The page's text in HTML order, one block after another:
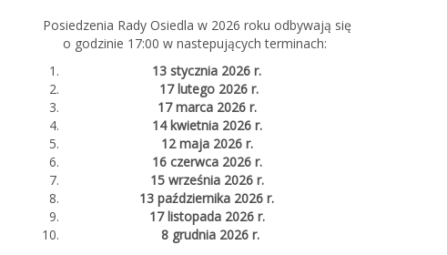
Posiedzenia Rady Osiedla w 2026 roku odbywają się
o godzinie 17:00 w nastepujących terminach:
13 stycznia 2026 r.
17 lutego 2026 r.
17 marca 2026 r.
14 kwietnia 2026 r.
12 maja 2026 r.
16 czerwca 2026 r.
15 września 2026 r.
13 października 2026 r.
17 listopada 2026 r.
8 grudnia 2026 r.